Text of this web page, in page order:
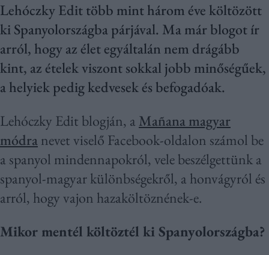
Lehóczky Edit több mint három éve költözött
ki Spanyolországba párjával. Ma már blogot ír
arról, hogy az élet egyáltalán nem drágább
kint, az ételek viszont sokkal jobb minőségűek,
a helyiek pedig kedvesek és befogadóak.
Lehóczky Edit blogján, a Mañana magyar
módranevet viselő Facebook-oldalon számol be
a spanyol mindennapokról, vele beszélgettünk a
spanyol-magyar különbségekről, a honvágyról és
arról, hogy vajon hazaköltöznének-e.
Mikor mentél költöztél ki Spanyolországba?